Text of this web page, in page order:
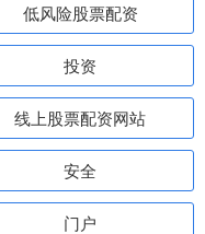
低风险股票配资
投资
线上股票配资网站
安全
门户